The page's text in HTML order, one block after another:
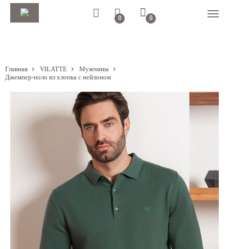
0 0
Главная VILATTE
Мужчины
Джемпер-поло из хлопка с нейлоном